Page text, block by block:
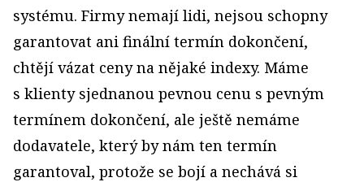
systému. Firmy nemají lidi, nejsou schopny
garantovat ani finální termín dokončení,
chtějí vázat ceny na nějaké indexy. Máme
s klien­ty sjednanou pevnou cenu s pevným
termínem dokončení, ale ještě nemáme
dodavatele, který by nám ten termín
garantoval, protože se bojí a nechává si